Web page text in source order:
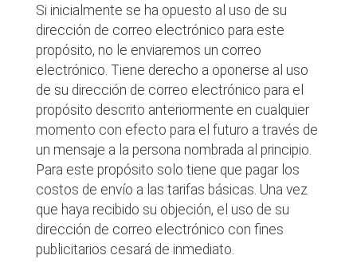
Si inicialmente se ha opuesto al uso de su
dirección de correo electrónico para este
propósito, no le enviaremos un correo
electrónico. Tiene derecho a oponerse al uso
de su dirección de correo electrónico para el
propósito descrito anteriormente en cualquier
momento con efecto para el futuro a través de
un mensaje a la persona nombrada al principio.
Para este propósito solo tiene que pagar los
costos de envío a las tarifas básicas. Una vez
que haya recibido su objeción, el uso de su
dirección de correo electrónico con fines
publicitarios cesará de inmediato.